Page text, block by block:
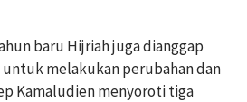
baru Hijriah juga dianggap
melakukan perubahan dan
Kamaludien menyoroti tiga